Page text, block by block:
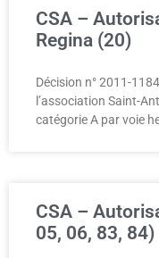
CSA –
Regina (20)
Décision n° 2011-
l’association Saint-
catégorie A par voie
CSA –
05, 06, 83, 84)